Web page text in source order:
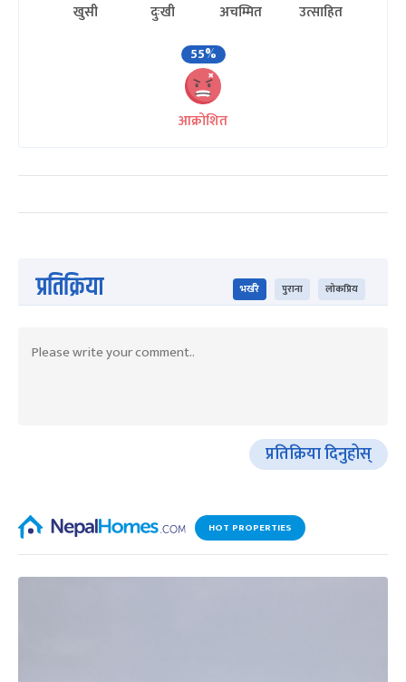
खुसी दुःखी अचम्मित
उत्साहित
55%
आक्रोशित
प्रतिक्रिया भर्खरै पुराना लोकप्रिय
प्रतिक्रिया दिनुहोस्
HOT PROPERTIES